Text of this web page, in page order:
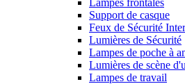
Lampes frontales
Support de casque
Feux de Sécurité
Lumières de Sécurité
Lampes de poche à
Lumières de scène
Lampes de travail